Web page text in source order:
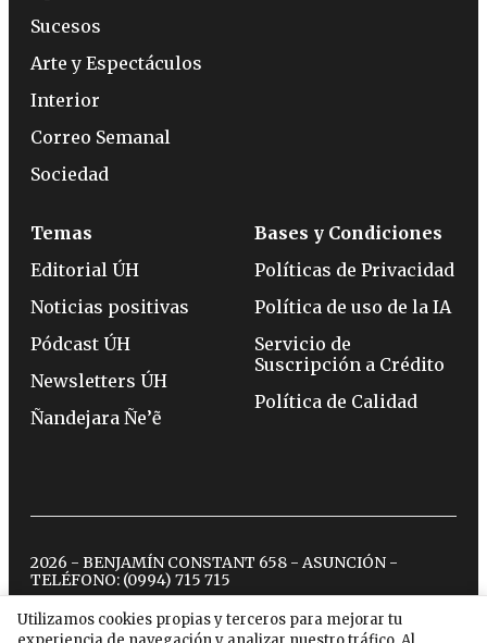
Utilizamos cookies propias y terceros para mejorar tu
Sucesos
Arte y Espectáculos
Interior
Correo Semanal
Sociedad
Temas
Editorial ÚH
Noticias positivas
Pódcast ÚH
Newsletters ÚH
Ñandejara Ñe’ẽ
Bases y Condiciones
Políticas de Privacidad
Política de uso de la IA
Servicio de
Suscripción a Crédito
Política de Calidad
2026 - BENJAMÍN CONSTANT 658 - ASUNCIÓN -
TELÉFONO: (0994) 715 715